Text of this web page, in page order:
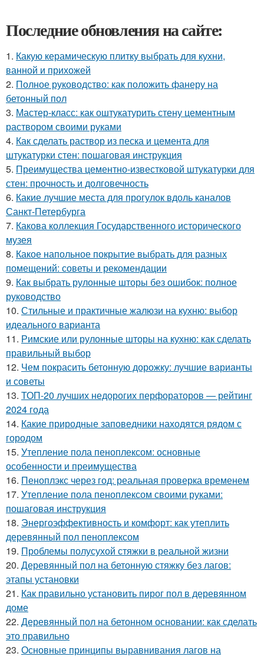
Последние обновления на сайте:
1. Какую керамическую плитку выбрать для кухни,
ванной и прихожей
2. Полное руководство: как положить фанеру на
бетонный пол
3. Мастер-класс: как оштукатурить стену цементным
раствором своими руками
4. Как сделать раствор из песка и цемента для
штукатурки стен: пошаговая инструкция
5. Преимущества цементно-известковой штукатурки для
стен: прочность и долговечность
6. Какие лучшие места для прогулок вдоль каналов
Санкт-Петербурга
7. Какова коллекция Государственного исторического
музея
8. Какое напольное покрытие выбрать для разных
помещений: советы и рекомендации
9. Как выбрать рулонные шторы без ошибок: полное
руководство
10. Стильные и практичные жалюзи на кухню: выбор
идеального варианта
11. Римские или рулонные шторы на кухню: как сделать
правильный выбор
12. Чем покрасить бетонную дорожку: лучшие варианты
и советы
13. ТОП-20 лучших недорогих перфораторов — рейтинг
2024 года
14. Какие природные заповедники находятся рядом с
городом
15. Утепление пола пеноплексом: основные
особенности и преимущества
16. Пеноплэкс через год: реальная проверка временем
17. Утепление пола пеноплексом своими руками:
пошаговая инструкция
18. Энергоэффективность и комфорт: как утеплить
деревянный пол пеноплексом
19. Проблемы полусухой стяжки в реальной жизни
20. Деревянный пол на бетонную стяжку без лагов:
этапы установки
21. Как правильно установить пирог пол в деревянном
доме
22. Деревянный пол на бетонном основании: как сделать
это правильно
23. Основные принципы выравнивания лагов на